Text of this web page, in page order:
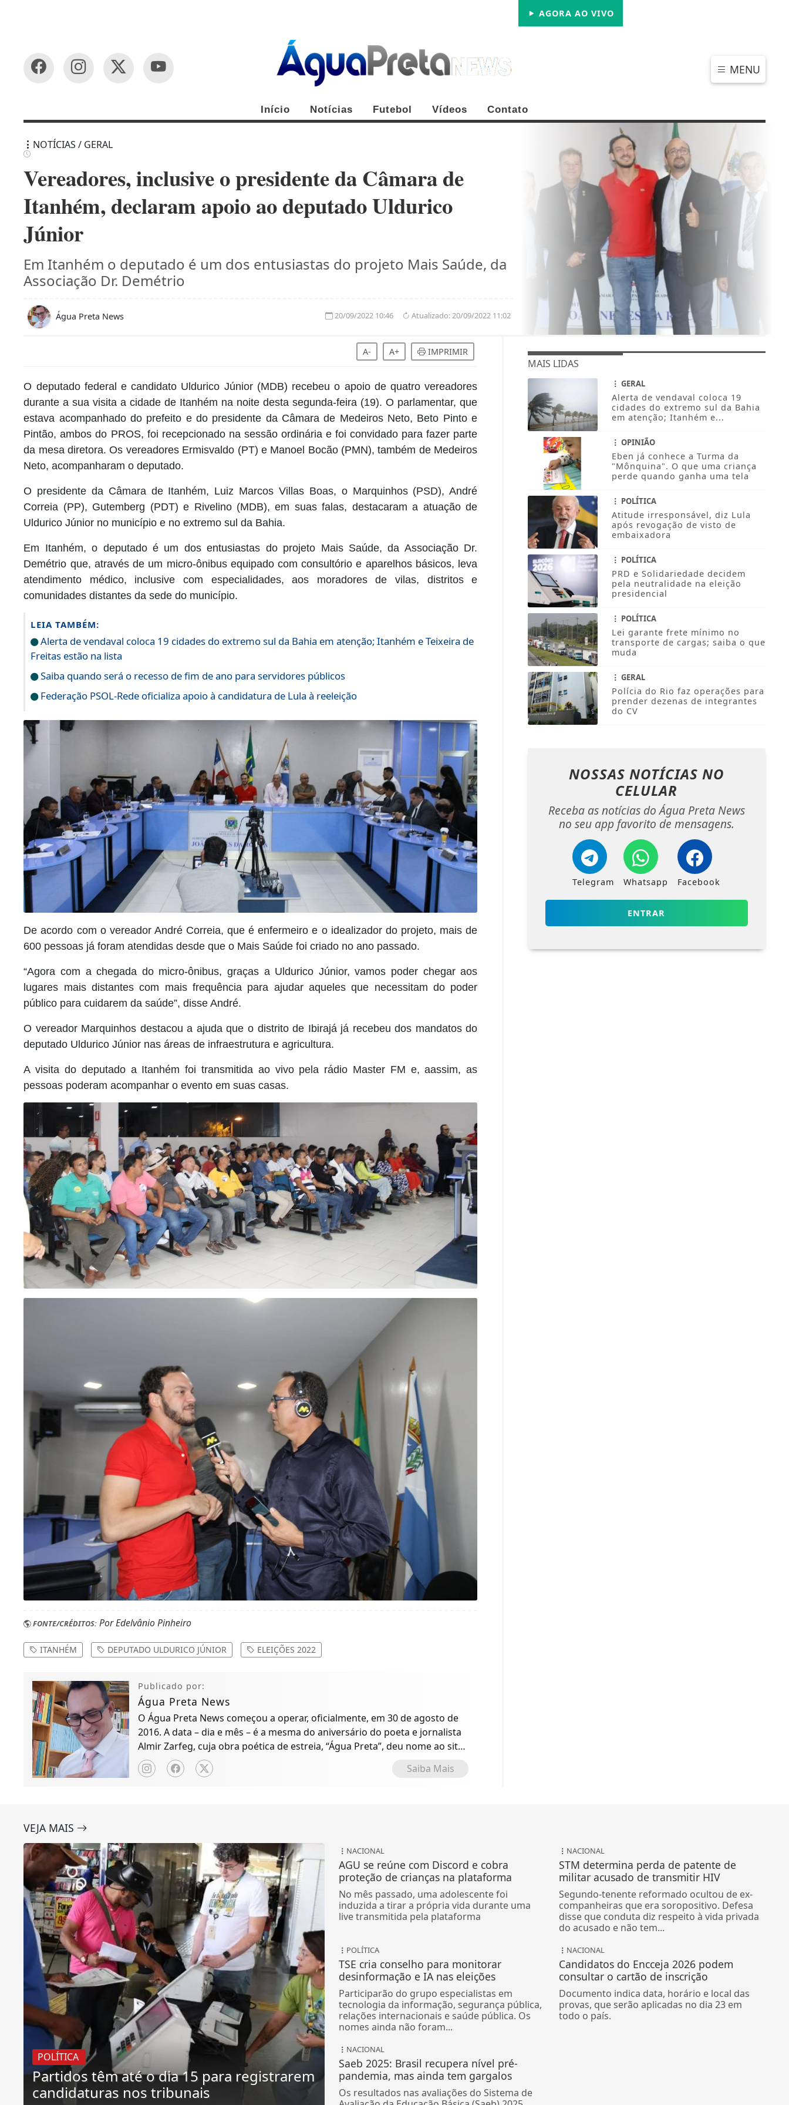
AGORA AO VIVO
MENU
Início Notícias Futebol Vídeos Contato
NOTÍCIAS / GERAL
Vereadores, inclusive o presidente da Câmara de
Itanhém, declaram apoio ao deputado Uldurico
Júnior
Em Itanhém o deputado é um dos entusiastas do projeto Mais Saúde, da
Associação Dr. Demétrio
Água Preta News Atualizado:20/09/2022 11:02
20/09/2022 10:46
A- A+ IMPRIMIR
O deputado federal e candidato Uldurico Júnior (MDB) recebeu o apoio de quatro vereadores
durante a sua visita a cidade de Itanhém na noite desta segunda-feira (19). O parlamentar, que
estava acompanhado do prefeito e do presidente da Câmara de Medeiros Neto, Beto Pinto e
Pintão, ambos do PROS, foi recepcionado na sessão ordinária e foi convidado para fazer parte
da mesa diretora. Os vereadores Ermisvaldo (PT) e Manoel Bocão (PMN), também de Medeiros
Neto, acompanharam o deputado.
O presidente da Câmara de Itanhém, Luiz Marcos Villas Boas, o Marquinhos (PSD), André
Correia (PP), Gutemberg (PDT) e Rivelino (MDB), em suas falas, destacaram a atuação de
Uldurico Júnior no município e no extremo sul da Bahia.
Em Itanhém, o deputado é um dos entusiastas do projeto Mais Saúde, da Associação Dr.
Demétrio que, através de um micro-ônibus equipado com consultório e aparelhos básicos, leva
atendimento médico, inclusive com especialidades, aos moradores de vilas, distritos e
comunidades distantes da sede do município.
LEIA TAMBÉM:
Alerta de vendaval coloca 19 cidades do extremo sul da Bahia em atenção; Itanhém e Teixeira de
Freitas estão na lista
Saiba quando será o recesso de fim de ano para servidores públicos
Federação PSOL-Rede oficializa apoio à candidatura de Lula à reeleição
De acordo com o vereador André Correia, que é enfermeiro e o idealizador do projeto, mais de
600 pessoas já foram atendidas desde que o Mais Saúde foi criado no ano passado.
“Agora com a chegada do micro-ônibus, graças a Uldurico Júnior, vamos poder chegar aos
lugares mais distantes com mais frequência para ajudar aqueles que necessitam do poder
público para cuidarem da saúde”, disse André.
O vereador Marquinhos destacou a ajuda que o distrito de Ibirajá já recebeu dos mandatos do
deputado Uldurico Júnior nas áreas de infraestrutura e agricultura.
A visita do deputado a Itanhém foi transmitida ao vivo pela rádio Master FM e, aassim, as
pessoas poderam acompanhar o evento em suas casas.
FONTE/CRÉDITOS: Por Edelvânio Pinheiro
ITANHÉM DEPUTADO ULDURICO JÚNIOR ELEIÇÕES 2022
Publicado por:
Água Preta News
O Água Preta News começou a operar, oficialmente, em 30 de agosto de
2016. A data – dia e mês – é a mesma do aniversário do poeta e jornalista
Almir Zarfeg, cuja obra poética de estreia, “Água Preta”, deu nome ao site
de notícias e entretenimento.
Saiba Mais
MAIS LIDAS
GERAL
Alerta de vendaval coloca 19
cidades do extremo sul da Bahia
em atenção; Itanhém e...
OPINIÃO
Eben já conhece a Turma da
"Mônquina". O que uma criança
perde quando ganha uma tela
POLÍTICA
Atitude irresponsável, diz Lula
após revogação de visto de
embaixadora
POLÍTICA
PRD e Solidariedade decidem
pela neutralidade na eleição
presidencial
POLÍTICA
Lei garante frete mínimo no
transporte de cargas; saiba o que
muda
GERAL
Polícia do Rio faz operações para
prender dezenas de integrantes
do CV
NOSSAS NOTÍCIAS NO
CELULAR
Receba as notícias do Água Preta News
no seu app favorito de mensagens.
Telegram Whatsapp Facebook
ENTRAR
VEJA MAIS
POLÍTICA
Partidos têm até o dia 15 para registrarem
candidaturas nos tribunais
NACIONAL
AGU se reúne com Discord e cobra
proteção de crianças na plataforma
No mês passado, uma adolescente foi
induzida a tirar a própria vida durante uma
live transmitida pela plataforma
NACIONAL
STM determina perda de patente de
militar acusado de transmitir HIV
Segundo-tenente reformado ocultou de ex-
companheiras que era soropositivo. Defesa
disse que conduta diz respeito à vida privada
do acusado e não tem...
POLÍTICA
TSE cria conselho para monitorar
desinformação e IA nas eleições
Participarão do grupo especialistas em
tecnologia da informação, segurança pública,
relações internacionais e saúde pública. Os
nomes ainda não foram...
NACIONAL
Candidatos do Encceja 2026 podem
consultar o cartão de inscrição
Documento indica data, horário e local das
provas, que serão aplicadas no dia 23 em
todo o país.
NACIONAL
Saeb 2025: Brasil recupera nível pré-
pandemia, mas ainda tem gargalos
Os resultados nas avaliações do Sistema de